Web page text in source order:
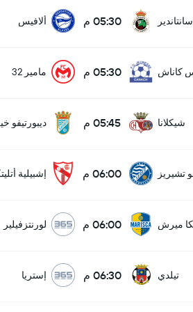
05:30 م ألافيس
كاناش 05:30 م مامير 32
شيكلانا 05:45 م ديبورتيفو
تشيريز 06:00 م إشبيلية
ميرش 06:00 م لورنتزفيلير
تيلدي 06:30 م إستريا